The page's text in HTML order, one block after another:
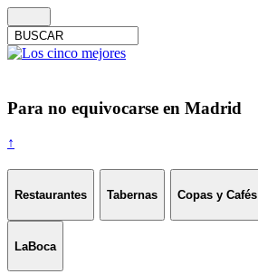
Para no equivocarse en Madrid
↑
Restaurantes Tabernas Copas y Cafés
LaBoca